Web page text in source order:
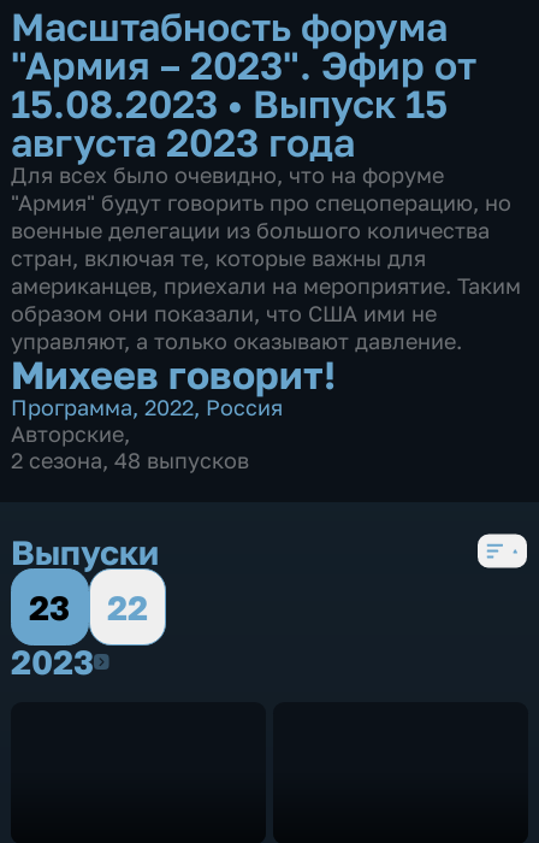
Масштабность форума
"Армия – 2023". Эфир от
15.08.2023 • Выпуск 15
августа 2023 года
Для всех было очевидно, что на форуме
"Армия" будут говорить про спецоперацию, но
военные делегации из большого количества
стран, включая те, которые важны для
американцев, приехали на мероприятие. Таким
образом они показали, что США ими не
управляют, а только оказывают давление.
Михеев говорит!
Программа,2022, Россия
Авторские,
2 сезона, 48 выпусков
Выпуски
23
22
20232023